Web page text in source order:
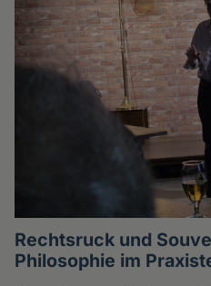
Rechtsruck und
Philosophie im